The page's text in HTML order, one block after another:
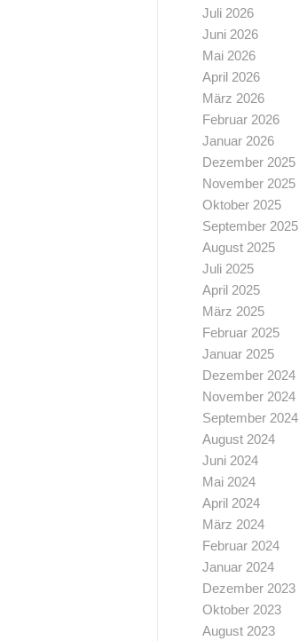
Juli 2026
Juni 2026
Mai 2026
April 2026
März 2026
Februar 2026
Januar 2026
Dezember 2025
November 2025
Oktober 2025
September 2025
August 2025
Juli 2025
April 2025
März 2025
Februar 2025
Januar 2025
Dezember 2024
November 2024
September 2024
August 2024
Juni 2024
Mai 2024
April 2024
März 2024
Februar 2024
Januar 2024
Dezember 2023
Oktober 2023
August 2023